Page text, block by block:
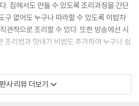
. 집에서도 만들 수 있도록 조리과정을 간단
구 없어도 누구나 따라할 수 있도록 이밥차
관적으로 조리할 수 있다. 또한 방송에선 시
조리법과 맛내기 비법도 추가하여 누구나 쉽
찾는 재미
사 리뷰 더보기